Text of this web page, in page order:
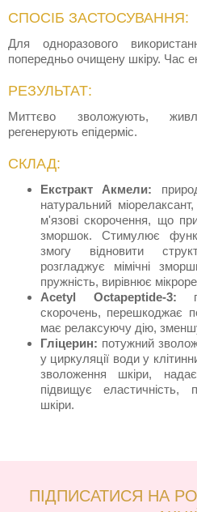
СПОСІБ ЗАСТОСУВАННЯ:
Для одноразового
попередньо очищену шкіру. Час
РЕЗУЛЬТАТ:
Миттєво зволожують,
регенерують епідерміс.
СКЛАД:
Екстракт Акмели:
натуральний
м'язові скорочення, що
зморшок. Стимулює
змогу відновити
розгладжує мімічні
пружність, вирівнює
Acetyl
Octapeptide-3:
скорочень, перешкоджає
має релаксуючу дію,
Гліцерин: потужний
у циркуляції води у
зволоження шкіри,
підвищує
шкіри.
ПІДПИСАТИСЯ НА